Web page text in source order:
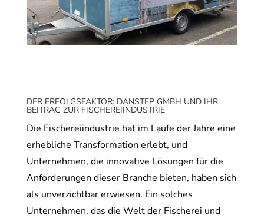
DER ERFOLGSFAKTOR: DANSTEP GMBH UND IHR
BEITRAG ZUR FISCHEREIINDUSTRIE
Die Fischereiindustrie hat im Laufe der Jahre eine
erhebliche Transformation erlebt, und
Unternehmen, die innovative Lösungen für die
Anforderungen dieser Branche bieten, haben sich
als unverzichtbar erwiesen. Ein solches
Unternehmen, das die Welt der Fischerei und